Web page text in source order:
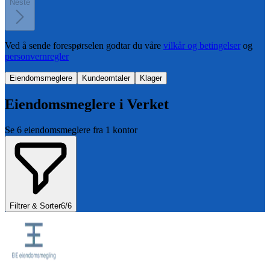
Neste
Ved å sende forespørselen godtar du våre vilkår og betingelser og
personvernregler
Eiendomsmeglere Kundeomtaler Klager
Eiendomsmeglere i Verket
Se 6 eiendomsmeglere fra 1 kontor
Filtrer & Sorter6/6